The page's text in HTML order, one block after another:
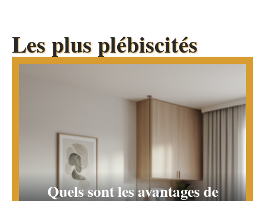
Les plus plébiscités
Quels sont les avantages de